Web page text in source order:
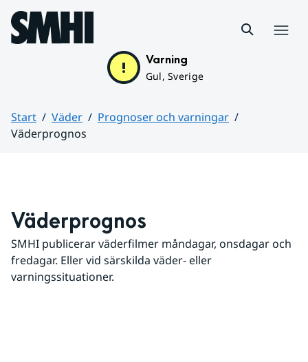
Hoppa till sidans innehåll
Varning
Gul, Sverige
Start Väder
Prognoser och varningar
Väderprognos
Väderprognos
SMHI publicerar väderfilmer måndagar, onsdagar och
fredagar. Eller vid särskilda väder- eller
varningssituationer.